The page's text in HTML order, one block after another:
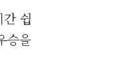
간 쉽
승을